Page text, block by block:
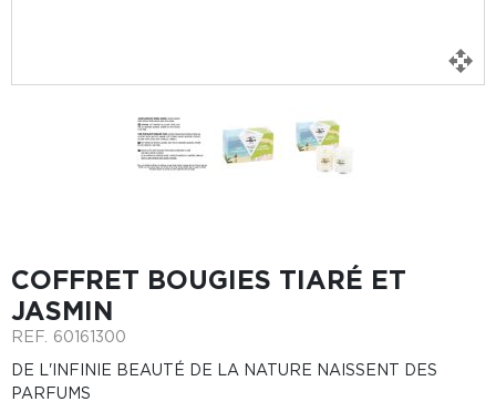
COFFRET BOUGIES TIARÉ ET
JASMIN
REF. 60161300
DE L'INFINIE BEAUTÉ DE LA NATURE NAISSENT DES
PARFUMS